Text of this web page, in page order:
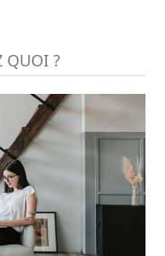
QUOI ?